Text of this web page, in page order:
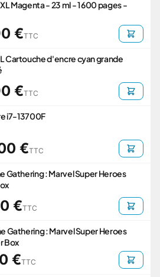
XL Magenta - 23 ml - 1 600 pages -
€TTC
Cartouche d'encre cyan grande
€TTC
i7-13700F
€TTC
Gathering : Marvel Super Heroes
€TTC
Gathering : Marvel Super Heroes
Box
€TTC